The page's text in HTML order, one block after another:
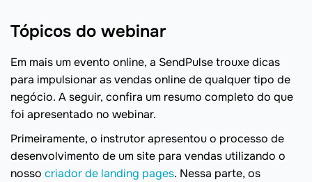
Tópicos do webinar
Em mais um evento online, a SendPulse trouxe dicas
para impulsionar as vendas online de qualquer tipo de
negócio. A seguir, confira um resumo completo do que
foi apresentado no webinar.
Primeiramente, o instrutor apresentou o processo de
desenvolvimento de um site para vendas utilizando o
nosso criador de landing pages. Nessa parte, os